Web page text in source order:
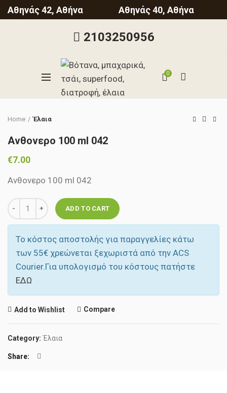
Αθηνάς 42, Αθήνα Αθηνάς 40, Αθήνα
2103250956
0
Click to enlarge
Home Έλαια
Ανθονερο 100 ml 042
€7.00
Ανθονερο 100 ml 042
Quantity
ADD TO CART
Το κόστος αποστολής για παραγγελίες κάτω
των 55‎€ χρεώνεται ξεχωριστά από την ACS
Courier.Για υπολογισμό του κόστους πατήστε
ΕΔΩ
Add to Wishlist Compare
Category: Έλαια
Share